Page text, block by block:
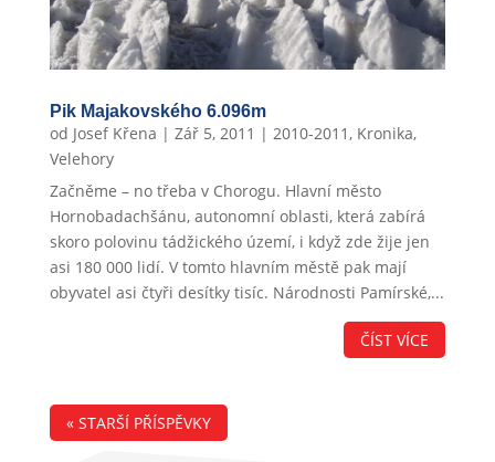
Pik Majakovského 6.096m
od Josef Křena | Zář 5, 2011 | 2010-2011 , Kronika,
Velehory
Začněme – no třeba v Chorogu. Hlavní město
Hornobadachšánu, autonomní oblasti, která zabírá
skoro polovinu tádžického území, i když zde žije jen
asi 180 000 lidí. V tomto hlavním městě pak mají
obyvatel asi čtyři desítky tisíc. Národnosti Pamírské,...
ČÍST VÍCE
« STARŠÍ PŘÍSPĚVKY